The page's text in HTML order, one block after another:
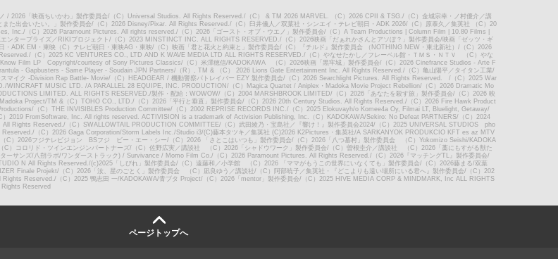
/ 2026「映画ちいかわ」製作委員会/ （C）Universal Studios. All Rights Reserved./ （C） & TM 2026 MARVEL. （C）2026 CPII & TSG./ （C）金城宗幸・ノ村優介／講
また出会いたい。」製作委員会/ （C）2026 Disney/Pixar. All Rights Reserved./ （C）臼井儀人／双葉社・シンエイ・テレビ朝日・ADK 2026/ （C）原泰久／集英社 （C）20
Inc./ （C）2026 Paramount Pictures. All rights reserved./ （C）2026「ゴースト・オブ・ウエノ」製作委員会/ （C）A Team Productions | Column Film | 10.80 Films |
ンタープライズ／RIKIプロジェクト/ （C）2023 MINSTINCT INC. ALL RIGHTS RESERVED./ （C）2026映画「だぁれかさんとアソぼ？」製作委員会/映画「ゼッツ・ギ
・ADK EM・東映（C）テレビ朝日・東映AG・東映/ （C）映画「君と花火と約束と」製作委員会/ （C）『チルド』製作委員会 （NOTHING NEW・東北新社） / （C）2026
/ （C）2025 KC VENTURES CO., LTD AND K WAVE MEDIA LTD ALL RIGHTS RESERVED./ （C）やなせたかし／フレーベル館・ＴＭＳ・ＮＴＶ （C）やな
Know Film LP Copyright/courtesy of Sony Pictures Classics/ （C）米澤穂信/KADOKAWA （C）2026映画「黒牢城」製作委員会/ （C）2026 Cinefrance Studios - Arte F
- Gapbusters - Same Player - Soudain JPN Partners/ （R）, TM & （C） 2026 Lions Gate Entertainment Inc. All Rights Reserved./ （C）亀山陽平／タイタン工業 /
スマイク -Division Rap Battle- Movie/ （C）HEADGEAR / 機動警察パトレイバー EZY 製作委員会/ （C）2026 Searchlight Pictures. All Rights Reserved. / （C）2025 War
WINCRAFT MUSIC LTD. /A PARALLEL 28 EQUIPE, INC. PRODUCTION / （C）Magica Quartet / Aniplex・Madoka Movie Project Rebellion/ （C）2026 Dramatic Mo
LIMITED. ALL RIGHTS RESERVED./製作・配給：WOWOW/ （C）2004 MARSHBROOK LIMITED/ （C）2026「あなたを殺す旅」製作委員会/ （C）2026 映
Project/TM &（C）TOHO CO., LTD./ （C）2026「平行と垂直」製作委員会/ （C）2026 20th Century Studios. All Rights Reserved./ （C）2026 Fire Hawk Product
/ （C）THE INVISIBLES Production Committee/ （C）2002 REPRISE RECORDS INC./ （C）2025 Elokuvayh/o Komee4a Oy, Filmai LT, Bluelight, Getaway/
C）2019 FromSoftware, Inc. All rights reserved. ACTIVISION is a trademark of Activision Publishing, Inc.（C）KADOKAWA/Sekiro: No Defeat PARTNERS/ （C）2024
All Rights Reserved./ （C）SWALLOWTAIL PRODUCTION COMMITTEE/ （C）武田綾乃・宝島社／『響け！』製作委員会2024/ （C）2025 UNIVERSAL STUDIOS pho
Reserved./ （C）2026 Gaga Corporation/Storm Labels Inc./Studio i3/(C)藤本タツキ／集英社 (C)2026 K2Pictures・集英社 /A SARKANYOK PRODUKCIO KFT es az MTV
（C）2026フジテレビジョン BSフジ ビー・エー・シー/ （C）2026 「さとこはいつも」製作委員会/ （C）2026「八つ墓村」製作委員会 （C）Yokomizo Seishi/KADOKA
（C）コロリド・ツインエンジンパートナーズ/ （C）佐野広実／講談社 （C）2026「シャドウワーク」製作委員会/ （C）曽根圭介／講談社 （C）2026「藁にもすがる獣た
ーサンズ/八朔ラボ/ワンダーストラック) / Survivance / Momo Film Co./ （C）2026 Paramount Pictures. All Rights Reserved./ （C）2026『マッチングTL』製作委員会/
N All Rights Reserved./(c)2025「しびれ」製作委員会/ （C）遠藤和／小学館 （C）2026 「ママがもうこの世界にいなくても」製作委員会/ （C）2026藤まる/双葉
Finale Projekt/ （C）2026「汝、星のごとく」製作委員会 （C）凪良ゆう／講談社 / （C）阿部暁子／集英社・『どこよりも遠い場所にいる君へ』製作委員会/ （C）202
Rights Reserved./ （C）2025 鴨志田 一/KADOKAWA/青ブタ Project/ （C）2026「mentor」製作委員会/ （C）2025 HIVE MEDIA CORP & MINDMARK, Inc ALL RIGHTS
Reserved
ページトップへ